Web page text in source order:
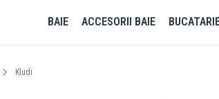
BAIE ACCESORII BAIE
Kludi